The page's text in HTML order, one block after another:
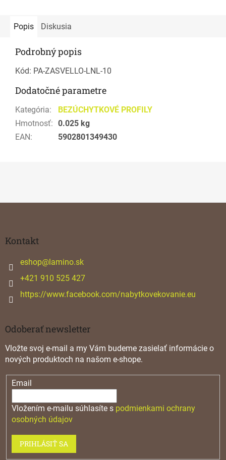
Popis Diskusia
Podrobný popis
Kód: PA-ZASVELLO-LNL-10
Dodatočné parametre
Kategória:
BEZÚCHYTKOVÉ PROFILY
Hmotnosť: 0.025 kg
EAN: 5902801349430
Kontakt
eshop@lamino.sk
+421 910 525 427
https://www.facebook.com/nabytkovekovanie.eu
Odoberať newsletter
Vložte svoj e-mail a my Vám budeme zasielať informácie o
nových produktoch na našom e-shope.
Email
Vložením e-mailu súhlasíte s podmienkami ochrany
osobných údajov
PRIHLÁSIŤ SA